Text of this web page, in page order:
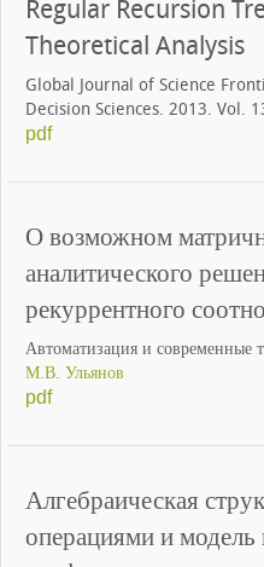
Regular Recursion
Theoretical Analysis
Global Journal of Science
Decision Sciences. 2013. Vol.
pdf
О возможном
аналитического
рекуррентного
Автоматизация и
М.В. Ульянов
pdf
Алгебраическая
операциями и модель